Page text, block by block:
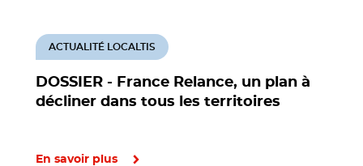
DOSSIER - France Relance, un plan à
décliner dans tous les territoires
ACTUALITÉ LOCALTIS
En savoir plus